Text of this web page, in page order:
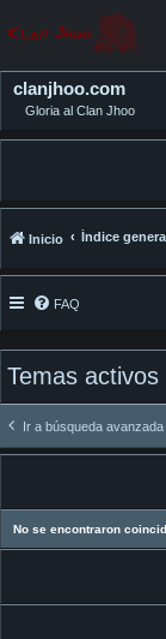
clanjhoo.com
Gloria al Clan Jhoo
Inicio Índice
FAQ
Temas activos
Ir a búsqueda avanzada
No se encontraron